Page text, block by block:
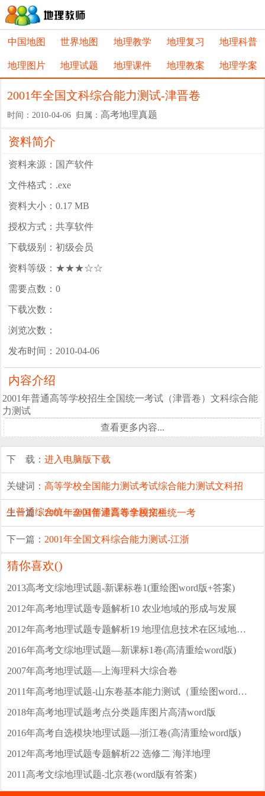
中国地图 世界地图 地理教学 地理复习 地理科普
地理图片 地理试题 地理课件 地理教案 地理学案
2001年全国文科综合能力测试-津晋卷
时间：2010-04-06 归属： 高考地理真题
资料简介
资料来源：国产软件
文件格式：.exe
资料大小：0.17 MB
授权方式：共享软件
下载级别：初级会员
资料等级：★★★☆☆
需要点数：0
下载次数：
浏览次数：
发布时间：2010-04-06
内容介绍
2001年普通高等学校招生全国统一考试（津晋卷）文科综合能
力测试
查看更多内容...
下 载：进入电脑版下载
关键词：高等学校全国能力测试考试综合能力测试文科招
生普通综合统一2001年津晋卷全国文科
上一篇：2001年全国普通高等学校招生统一考
下一篇： 2001年全国文科综合能力测试-江浙
猜你喜欢()
2013高考文综地理试题-新课标卷1(重绘图word版+答案)
2012年高考地理试题专题解析10 农业地域的形成与发展
2012年高考地理试题专题解析19 地理信息技术在区域地理环境研究中的应用
2016年高考文综地理试题—新课标1卷(高清重绘word版)
2007年高考地理试题—上海理科大综合卷
2011年高考地理试题-山东卷基本能力测试（重绘图word版+答案）
2018年高考地理试题考点分类题库图片高清word版
2016年高考自选模块地理试题—浙江卷(高清重绘word版)
2012年高考地理试题专题解析22 选修二 海洋地理
2011高考文综地理试题-北京卷(word版有答案)